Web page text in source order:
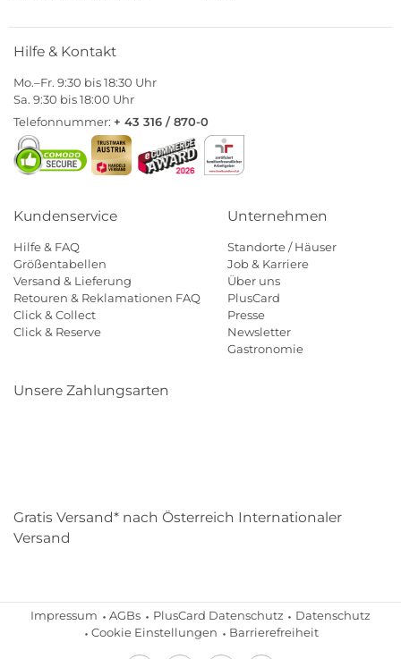
Hilfe & Kontakt
Mo.–Fr. 9:30 bis 18:30 Uhr
Sa. 9:30 bis 18:00 Uhr
Telefonnummer: + 43 316 / 870-0
Kundenservice
Hilfe & FAQ
Größentabellen
Versand & Lieferung
Retouren & Reklamationen FAQ
Click & Collect
Click & Reserve
Unternehmen
Standorte / Häuser
Job & Karriere
Über uns
PlusCard
Presse
Newsletter
Gastronomie
Unsere Zahlungsarten
Gratis Versand* nach Österreich Internationaler
Versand
Impressum AGBs PlusCard Datenschutz
Datenschutz
Cookie Einstellungen
Barrierefreiheit